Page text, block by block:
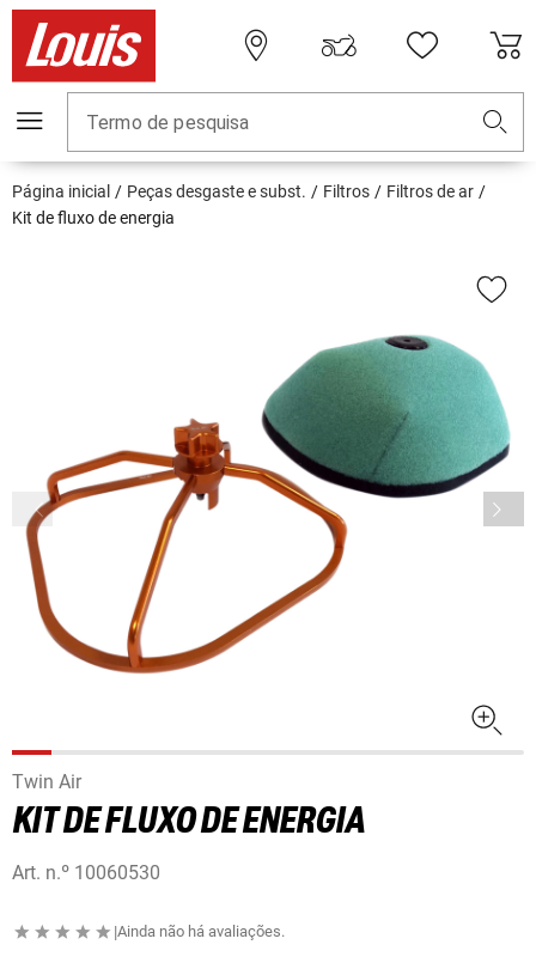
Termo de pesquisa
Página inicial Peças desgaste e subst. Filtros
Filtros de ar
Kit de fluxo de energia
Twin Air
KIT DE FLUXO DE ENERGIA
Art. n.º 10060530
|Ainda não há avaliações.